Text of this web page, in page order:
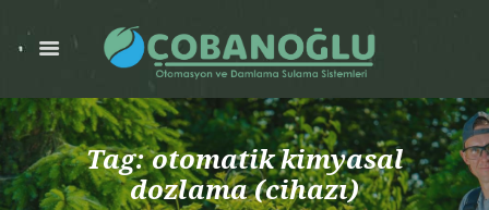
Tag: otomatik kimyasal
dozlama (cihazı)